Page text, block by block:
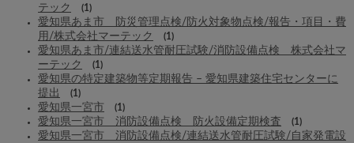
テック
(1)
愛知県あま市 防災管理点検/防火対象物点検/報告・項目・費
用/株式会社マーテック
(1)
愛知県あま市/連結送水管耐圧試験/消防設備点検 株式会社マ
ーテック
(1)
愛知県の特定建築物等定期報告 – 愛知県建築住宅センターに
提出
(1)
愛知県一宮市 (1)
愛知県一宮市 消防設備点検 防火設備定期検査 (1)
愛知県一宮市 消防設備点検/連結送水管耐圧試験/自家発電設